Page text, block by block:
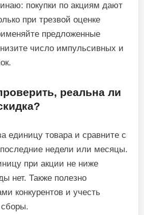
покупки по акциям дают
при трезвой оценке
предложенные
число импульсивных и
реальна ли
единицу товара и сравните с
недели или месяцы.
при акции не ниже
нет. Также полезно
конкурентов и учесть